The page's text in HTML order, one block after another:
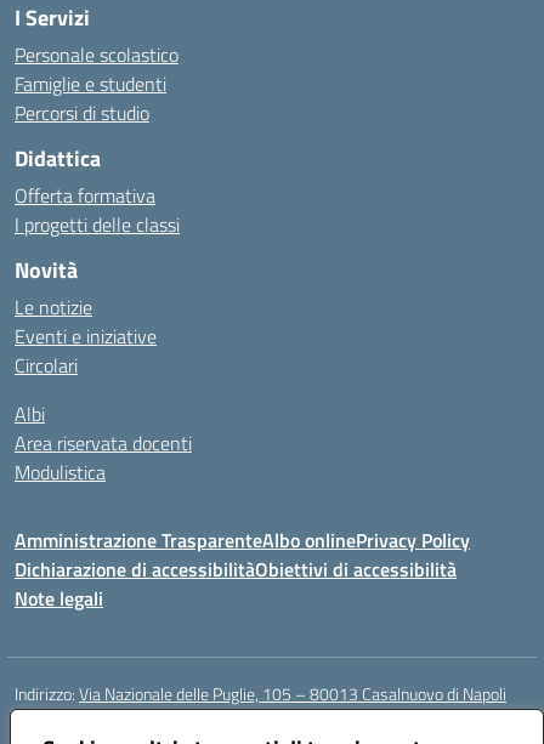
I Servizi
Personale scolastico
Famiglie e studenti
Percorsi di studio
Didattica
Offerta formativa
I progetti delle classi
Novità
Le notizie
Eventi e iniziative
Circolari
Albi
Area riservata docenti
Modulistica
Amministrazione TrasparenteAlbo onlinePrivacy Policy
Dichiarazione di accessibilitàObiettivi di accessibilità
Note legali
Indirizzo:Via Nazionale delle Puglie, 105 – 80013 Casalnuovo di Napoli
Centralino: